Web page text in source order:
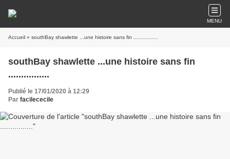
MENU
Accueil » southBay shawlette ...une histoire sans fin ................
southBay shawlette ...une histoire sans fin
................
Publié le 17/01/2020 à 12:29
Par facilececile